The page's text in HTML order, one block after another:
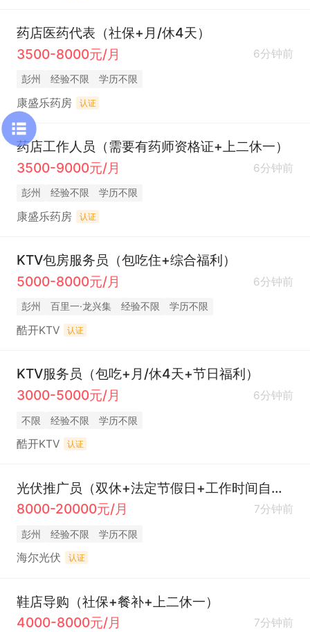
药店医药代表（社保+月/休4天）
3500-8000元/月
6分钟前
彭州 经验不限 学历不限
康盛乐药房 认证
药店工作人员（需要有药师资格证+上二休一）
3500-9000元/月
6分钟前
彭州 经验不限 学历不限
康盛乐药房 认证
KTV包房服务员（包吃住+综合福利）
5000-8000元/月
6分钟前
彭州 百里一·龙兴集 经验不限 学历不限
酷开KTV 认证
KTV服务员（包吃+月/休4天+节日福利）
3000-5000元/月
6分钟前
不限 经验不限 学历不限
酷开KTV 认证
光伏推广员（双休+法定节假日+工作时间自由）
8000-20000元/月
7分钟前
彭州 经验不限 学历不限
海尔光伏 认证
鞋店导购（社保+餐补+上二休一）
4000-8000元/月
7分钟前